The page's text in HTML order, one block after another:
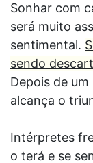
Sonhar com
será muito
sentimental.
sendo
Depois de
alcança o
Intérpretes
o terá e se